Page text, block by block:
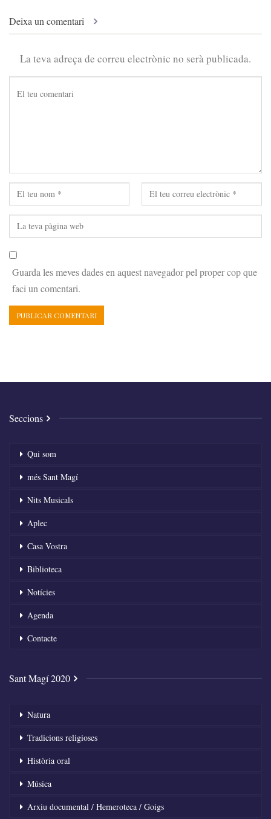
Deixa un comentari
La teva adreça de correu electrònic no serà publicada.
Guarda les meves dades en aquest navegador pel proper cop que
faci un comentari.
Seccions
Qui som
més Sant Magí
Nits Musicals
Aplec
Casa Vostra
Biblioteca
Notícies
Agenda
Contacte
Sant Magí 2020
Natura
Tradicions religioses
Història oral
Música
Arxiu documental / Hemeroteca / Goigs